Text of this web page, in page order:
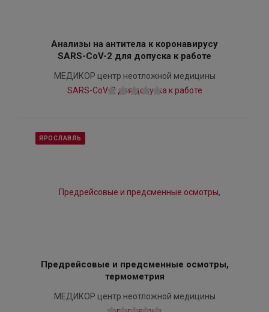
Анализы на антитела к коронавирусу
SARS-CoV-2 для допуска к работе
МЕДИКОР центр неотложной медицины
ЯРОСЛАВЛЬ
Предрейсовые и предсменные осмотры,
термометрия
МЕДИКОР центр неотложной медицины